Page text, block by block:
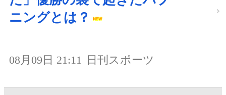
ニングとは？
08月09日 21:11 日刊スポーツ